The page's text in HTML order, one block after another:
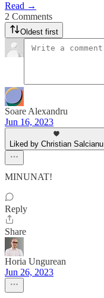
Read →
2 Comments
Oldest first
Soare Alexandru
Jun 16, 2023
Liked by Christian Salcianu
MINUNAT!
Reply
Share
Horia Ungurean
Jun 26, 2023